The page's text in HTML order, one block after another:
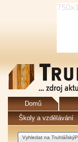
Domů
Školy a vzdělávání